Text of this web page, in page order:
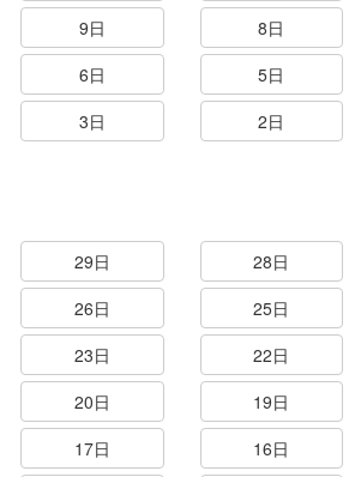
9日
8日
6日
5日
3日
2日
29日
28日
26日
25日
23日
22日
20日
19日
17日
16日